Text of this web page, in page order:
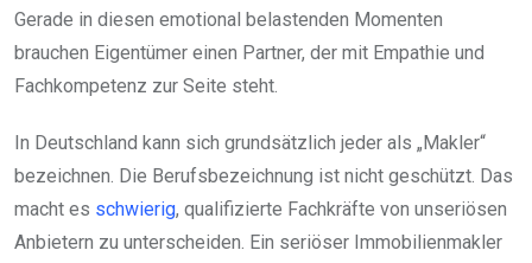
Gerade in diesen emotional belastenden Momenten
brauchen Eigentümer einen Partner, der mit Empathie und
Fachkompetenz zur Seite steht.
In Deutschland kann sich grundsätzlich jeder als „Makler“
bezeichnen. Die Berufsbezeichnung ist nicht geschützt. Das
macht es schwierig, qualifizierte Fachkräfte von unseriösen
Anbietern zu unterscheiden. Ein seriöser Immobilienmakler